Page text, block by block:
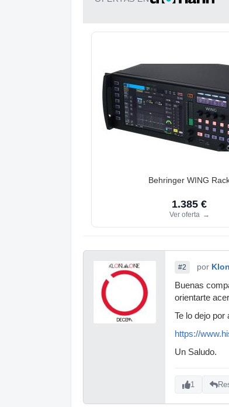
Behringer WING
1.385 €
Ver oferta →
#2 por
Buenas
orientarte
Te lo dejo por
https://
Un Saludo.
1